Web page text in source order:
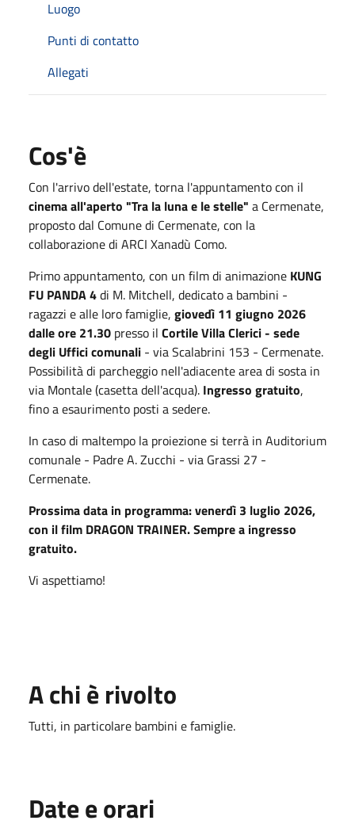
Luogo
Punti di contatto
Allegati
Cos'è
Con l'arrivo dell'estate, torna l'appuntamento con il
cinema all'aperto "Tra la luna e le stelle" a Cermenate,
proposto dal Comune di Cermenate, con la
collaborazione di ARCI Xanadù Como.
Primo appuntamento, con un film di animazione KUNG
FU PANDA 4di M. Mitchell, dedicato a bambini -
ragazzi e alle loro famiglie, giovedì 11 giugno 2026
dalle ore 21.30 presso il Cortile Villa Clerici - sede
degli Uffici comunali - via Scalabrini 153 - Cermenate.
Possibilità di parcheggio nell'adiacente area di sosta in
via Montale (casetta dell'acqua). Ingresso gratuito,
fino a esaurimento posti a sedere.
In caso di maltempo la proiezione si terrà in Auditorium
comunale - Padre A. Zucchi - via Grassi 27 -
Cermenate.
Prossima data in programma: venerdì 3 luglio 2026,
con il film DRAGON TRAINER. Sempre a ingresso
gratuito.
Vi aspettiamo!
A chi è rivolto
Tutti, in particolare bambini e famiglie.
Date e orari